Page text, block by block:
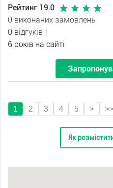
Рейтинг 19.0
0 виконаних замовлень
0 відгуків
6 років на сайті
1 2 3 4 5 > >>
Як